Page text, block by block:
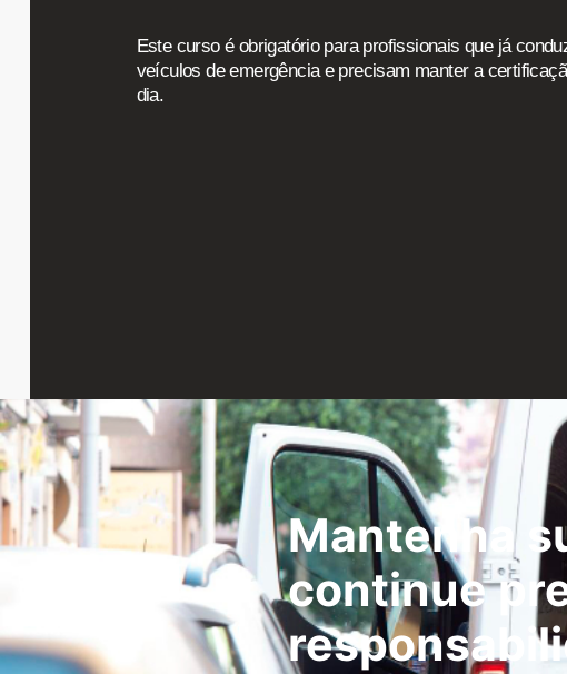
Este curso é obrigatório para profissionais que já
veículos de emergência e precisam manter a
dia.
Mantenha
continue